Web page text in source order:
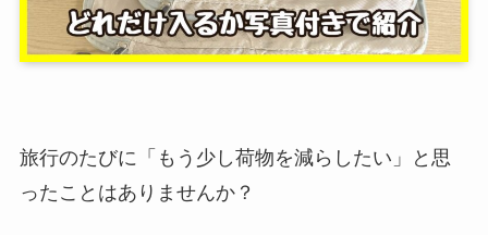
旅行のたびに「もう少し荷物を減らしたい」と思
ったことはありませんか？